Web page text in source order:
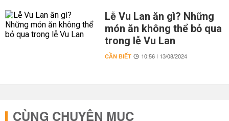
Lễ Vu Lan ăn gì? Những
món ăn không thể bỏ qua
trong lễ Vu Lan
CẦN BIẾT 10:56 | 13/08/2024